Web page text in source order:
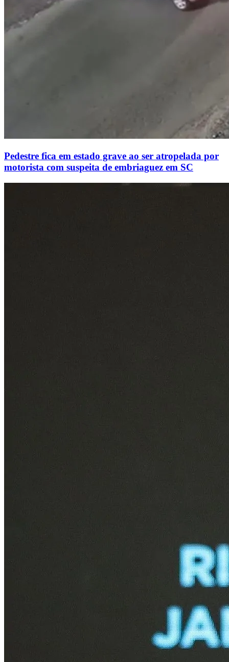
Pedestre fica em estado grave ao ser atropelada por
motorista com suspeita de embriaguez em SC